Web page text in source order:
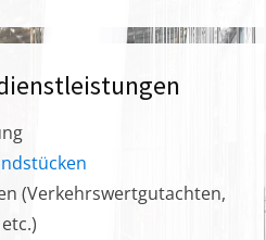
(Verkehrswertgutachten,